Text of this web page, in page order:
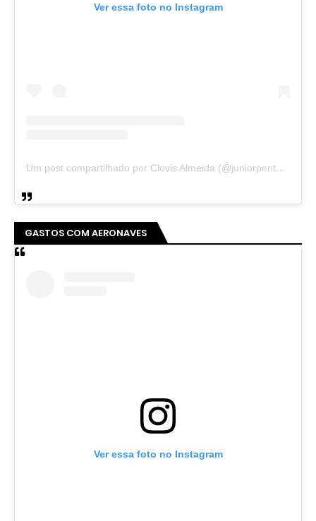
Ver essa foto no Instagram
Um post compartilhado por Clovis Almeida (@juniorpentecoste01)
GASTOS COM AERONAVES
Ver essa foto no Instagram